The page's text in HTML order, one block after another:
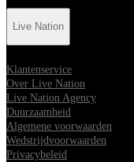
Live Nation
Klantenservice
Over Live Nation
Live Nation Agency
Duurzaamheid
Algemene voorwaarden
Wedstrijdvoorwaarden
Privacybeleid